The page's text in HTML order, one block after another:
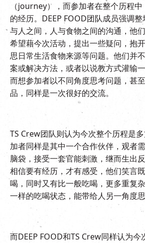
（journey），而参加者在整个历程
的经历。DEEP FOOD团队成员强调
与人之间，人与食物之间的沟通，他
希望藉今次活动，提出一些疑问，抱
思日常生活食物来源等问题。他们并
案或解决方法，或者以说教方式灌输
而想参加者以不同角度思考问题，甚
品，同样是一次很好的交流。
TS Crew团队则认为今次整个历程是
加者同样是其中一个合作伙伴，观者
脑袋，接受一套官能刺激，继而生出
相信要有经历，才有感受，他们笑言
喝，同时又有比一般吃喝，更多重复
一样的吃喝状态，能带给人另一角度
而DEEP FOOD和TS Crew同样认为